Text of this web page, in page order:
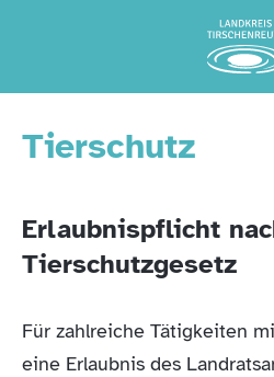
Tierschutz
Erlaubnispflicht
Tierschutzgesetz
Für zahlreiche Tätigkeiten
eine Erlaubnis des